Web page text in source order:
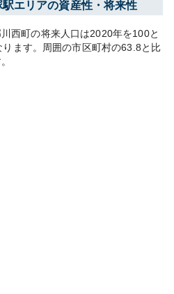
駅エリアの資産性・将来性
西町の将来人口は2020年を100と
ります。 周囲の市区町村の63.8と比